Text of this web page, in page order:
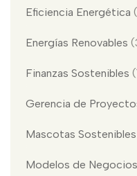
Eficiencia Energética
Energías Renovables
Finanzas Sostenibles
Gerencia de
Mascotas Sostenibles
Modelos de